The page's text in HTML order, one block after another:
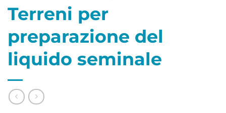
Terreni per
preparazione del
liquido seminale